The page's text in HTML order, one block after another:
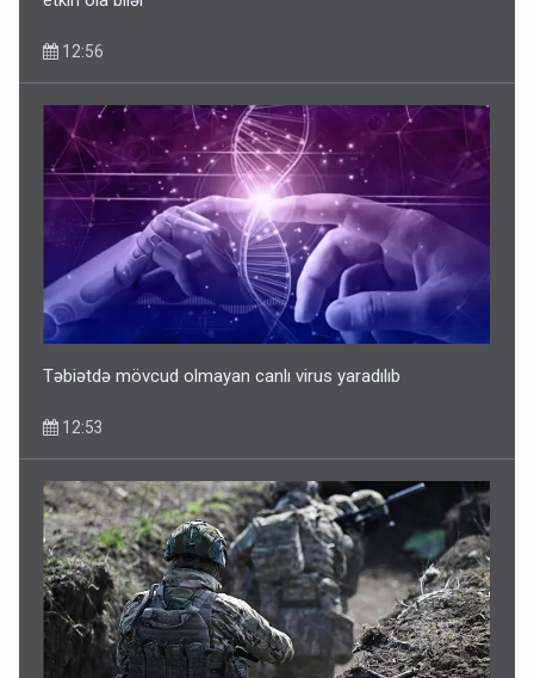
12:56
Təbiətdə mövcud olmayan canlı virus yaradılıb
12:53